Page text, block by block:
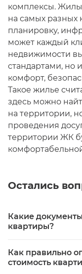
комплексы.
на самых разных
планировку,
может каждый
недвижимости
стандартами, но
комфорт,
Такое жилье
здесь можно
на территории,
проведения
территории ЖК
Остались
Какие
квартиры?
ЕГРН, паспорт,
коммунальных
Как правильно
стоимость